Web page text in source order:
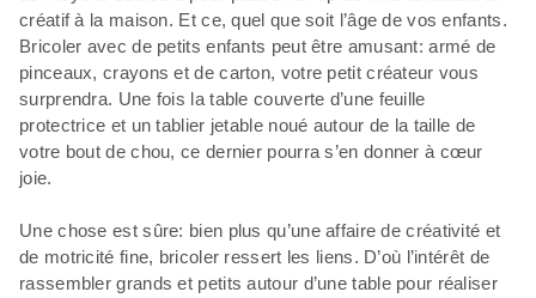
créatif à la maison. Et ce, quel que soit l’âge de vos enfants.
Bricoler avec de petits enfants peut être amusant: armé de
pinceaux, crayons et de carton, votre petit créateur vous
surprendra. Une fois la table couverte d’une feuille
protectrice et un tablier jetable noué autour de la taille de
votre bout de chou, ce dernier pourra s’en donner à cœur
joie.
Une chose est sûre: bien plus qu’une affaire de créativité et
de motricité fine, bricoler ressert les liens. D’où l’intérêt de
rassembler grands et petits autour d’une table pour réaliser